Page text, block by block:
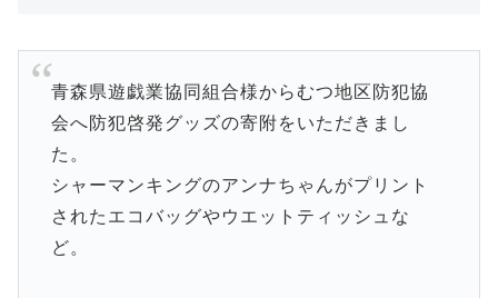
青森県遊戯業協同組合様からむつ地区防犯協
会へ防犯啓発グッズの寄附をいただきまし
た。
シャーマンキングのアンナちゃんがプリント
されたエコバッグやウエットティッシュな
ど。